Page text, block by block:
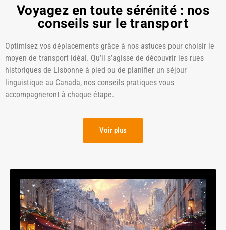
Voyagez en toute sérénité : nos
conseils sur le transport
Optimisez vos déplacements grâce à nos astuces pour choisir le
moyen de transport idéal. Qu’il s’agisse de découvrir les rues
historiques de Lisbonne à pied ou de planifier un séjour
linguistique au Canada, nos conseils pratiques vous
accompagneront à chaque étape.
Voir plus